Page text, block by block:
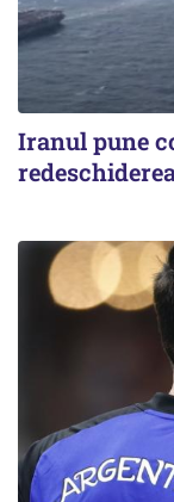
Iranul pune